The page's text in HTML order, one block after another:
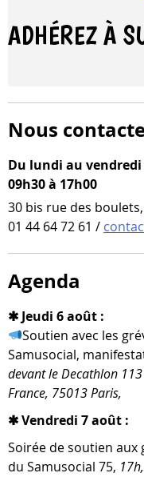
ADHÉREZ À
Nous
Du lundi au
09h30 à 17h00
30 bis rue des
01 44 64 72 61 /
Agenda
✱ Jeudi 6 août :
Soutien avec les
Samusocial,
devant le Decathlon
France, 75013 Paris,
✱ Vendredi 7 août :
Soirée de sou­tien aux
du Samusocial 75,